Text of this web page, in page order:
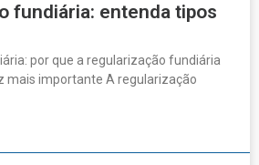
fundiária: entenda tipos
por que a regularização fundiária
mais importante A regularização